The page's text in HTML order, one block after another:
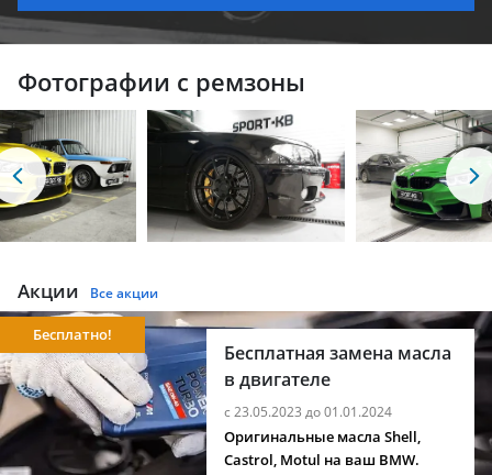
Фотографии с ремзоны
Акции Все акции
Бесплатная замена масла
в двигателе
с 23.05.2023 до 01.01.2024
Бесплатно!
Оригинальные масла Shell,
Castrol, Motul на ваш BMW.